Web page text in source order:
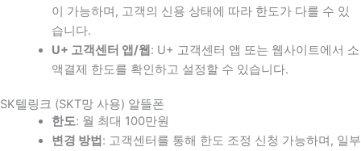
이 가능하며, 고객의 신용 상태에 따라 한도가 다를 수 있
습니다.
U+ 고객센터 앱/웹 : U+ 고객센터 앱 또는 웹사이트에서 소
액결제 한도를 확인하고 설정할 수 있습니다.
SK텔링크 (SKT망 사용) 알뜰폰
한도: 월 최대 100만원
변경 방법 : 고객센터를 통해 한도 조정 신청 가능하며, 일부